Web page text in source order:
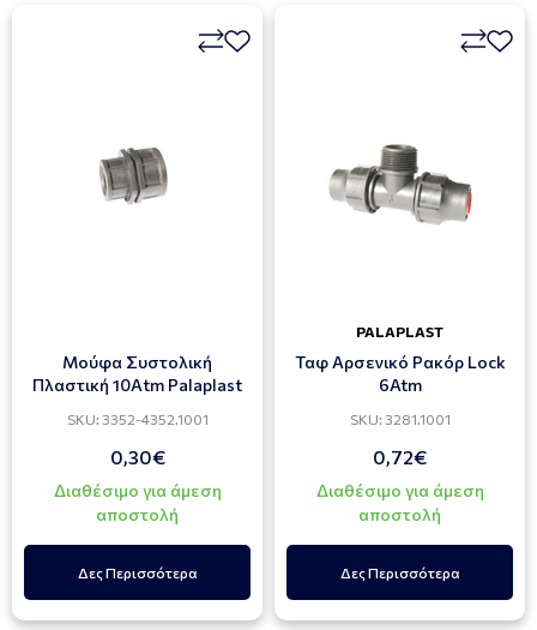
Μούφα Συστολική
Πλαστική 10Αtm Palaplast
SKU: 3352-4352.1001
0,30€
Διαθέσιμο για άμεση
αποστολή
Δες Περισσότερα
PALAPLAST
Ταφ Αρσενικό Ρακόρ Lock
6Atm
SKU: 3281.1001
0,72€
Διαθέσιμο για άμεση
αποστολή
Δες Περισσότερα